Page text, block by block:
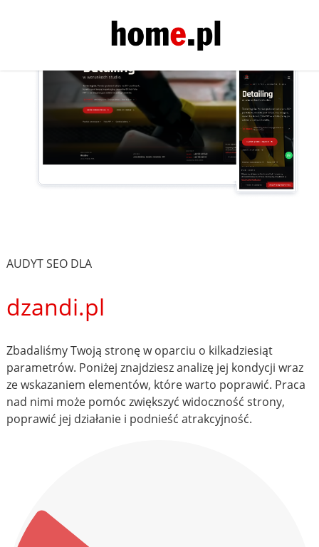
AUDYT SEO DLA
dzandi.pl
Zbadaliśmy Twoją stronę w oparciu o kilkadziesiąt
parametrów. Poniżej znajdziesz analizę jej kondycji wraz
ze wskazaniem elementów, które warto poprawić. Praca
nad nimi może pomóc zwiększyć widoczność strony,
poprawić jej działanie i podnieść atrakcyjność.